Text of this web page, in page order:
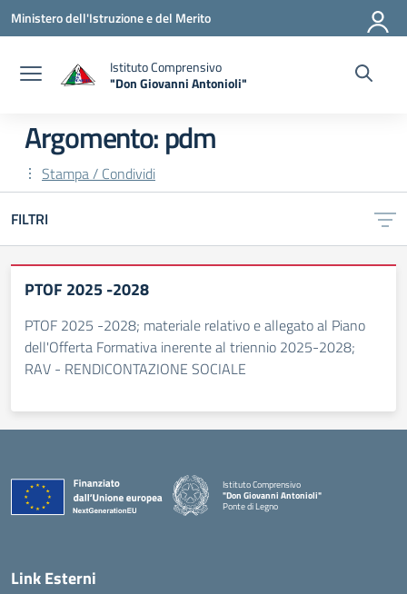
Vai ai contenuti
Vai al menu di navigazione
Vai al footer
Ministero dell'Istruzione e del Merito
Istituto Comprensivo
"Don Giovanni Antonioli"
Argomento: pdm
Stampa / Condividi
FILTRI
PTOF 2025 -2028
PTOF 2025 -2028; materiale relativo e allegato al Piano
dell'Offerta Formativa inerente al triennio 2025-2028;
RAV - RENDICONTAZIONE SOCIALE
Istituto Comprensivo
"Don Giovanni Antonioli"
Ponte di Legno
— Visita la pagina iniziale della scuola
Link Esterni